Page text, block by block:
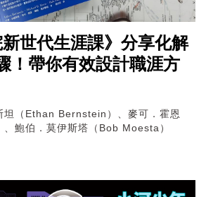
新世代生涯課》分享化解
！帶你有效設計職涯方
坦（Ethan Bernstein）、麥可．霍恩
鮑伯．莫伊斯塔（Bob Moesta）